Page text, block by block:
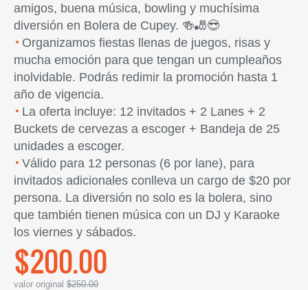
amigos, buena música, bowling y muchísima
diversión en Bolera de Cupey. 🍻🎳😎
Organizamos fiestas llenas de juegos, risas y
mucha emoción para que tengan un cumpleaños
inolvidable. Podrás redimir la promoción hasta 1
año de vigencia.
La oferta incluye: 12 invitados + 2 Lanes + 2
Buckets de cervezas a escoger + Bandeja de 25
unidades a escoger.
Válido para 12 personas (6 por lane), para
invitados adicionales conlleva un cargo de $20 por
persona. La diversión no solo es la bolera, sino
que también tienen música con un DJ y Karaoke
los viernes y sábados.
$200.00
valor original $250.00